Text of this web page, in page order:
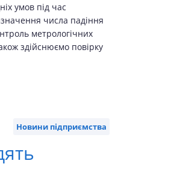
умов під час
числа падіння
метрологічних
здійснюємо повірку
Новини підприємства